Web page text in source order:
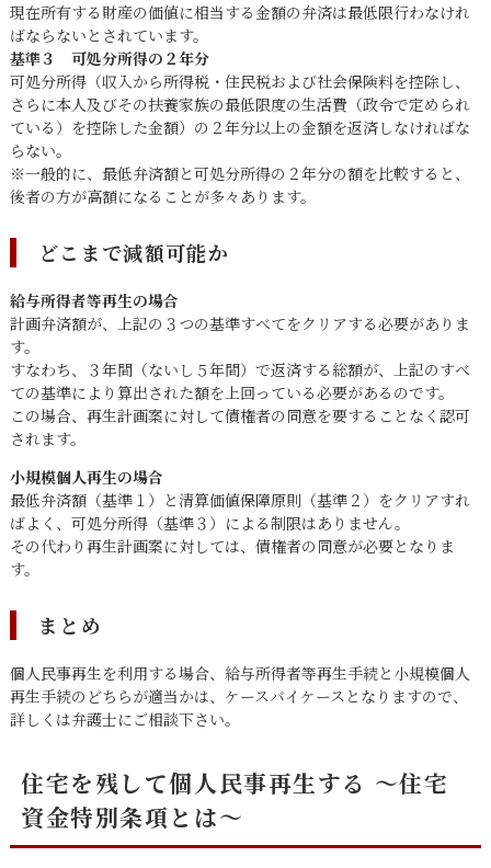
現在所有する財産の価値に相当する金額の弁済は最低限行わなけれ
ばならないとされています。
基準３ 可処分所得の２年分
可処分所得（収入から所得税・住民税および社会保険料を控除し、
さらに本人及びその扶養家族の最低限度の生活費（政令で定められ
ている）を控除した金額）の２年分以上の金額を返済しなければな
らない。
※一般的に、最低弁済額と可処分所得の２年分の額を比較すると、
後者の方が高額になることが多々あります。
どこまで減額可能か
給与所得者等再生の場合
計画弁済額が、上記の３つの基準すべてをクリアする必要がありま
す。
すなわち、３年間（ないし５年間）で返済する総額が、上記のすべ
ての基準により算出された額を上回っている必要があるのです。
この場合、再生計画案に対して債権者の同意を要することなく認可
されます。
小規模個人再生の場合
最低弁済額（基準１）と清算価値保障原則（基準２）をクリアすれ
ばよく、可処分所得（基準３）による制限はありません。
その代わり再生計画案に対しては、債権者の同意が必要となりま
す。
まとめ
個人民事再生を利用する場合、給与所得者等再生手続と小規模個人
再生手続のどちらが適当かは、ケースバイケースとなりますので、
詳しくは弁護士にご相談下さい。
住宅を残して個人民事再生する ～住宅
資金特別条項とは～